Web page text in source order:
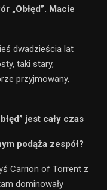
„Obłęd”. Macie
dwadzieścia lat
taki stary,
przyjmowany,
jest cały czas
podąża zespół?
Carrion of Torrent z
dominowały